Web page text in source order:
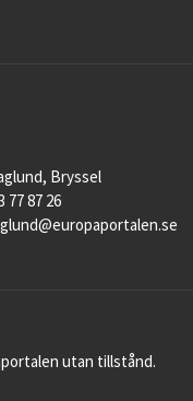
Bryssel
77 87 26
utan tillstånd.